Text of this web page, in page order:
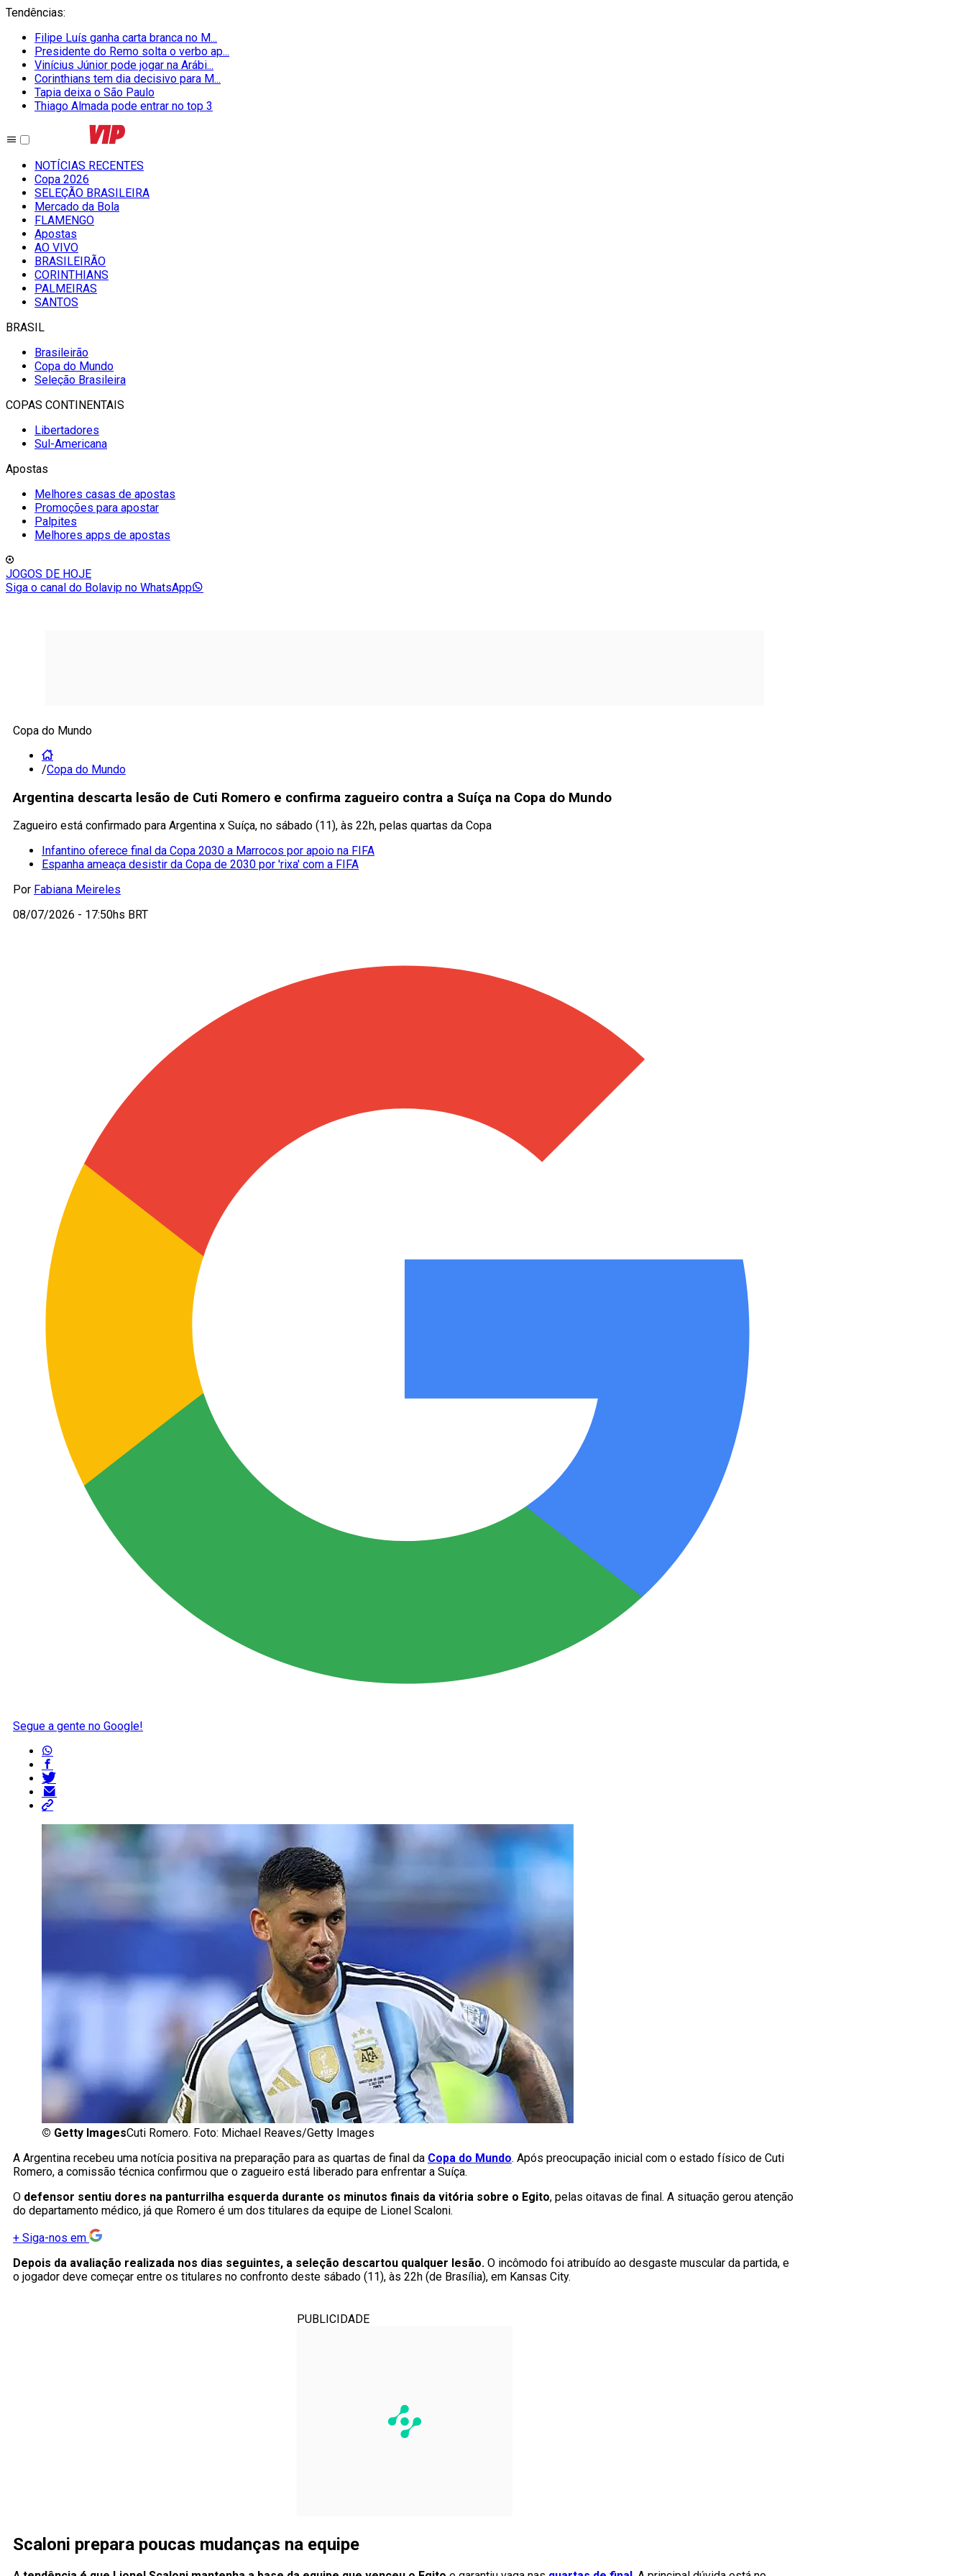
Tendências:
Filipe Luís ganha carta branca no M...
Presidente do Remo solta o verbo ap...
Vinícius Júnior pode jogar na Arábi...
Corinthians tem dia decisivo para M...
Tapia deixa o São Paulo
Thiago Almada pode entrar no top 3
NOTÍCIAS RECENTES
Copa 2026
SELEÇÃO BRASILEIRA
Mercado da Bola
FLAMENGO
Apostas
AO VIVO
BRASILEIRÃO
CORINTHIANS
PALMEIRAS
SANTOS
BRASIL
Brasileirão
Copa do Mundo
Seleção Brasileira
COPAS CONTINENTAIS
Libertadores
Sul-Americana
Apostas
Melhores casas de apostas
Promoções para apostar
Palpites
Melhores apps de apostas
JOGOS DE HOJE
Siga o canal do Bolavip no WhatsApp
Copa do Mundo
/Copa do Mundo
Argentina descarta lesão de Cuti Romero e confirma zagueiro contra a Suíça na Copa do Mundo
Zagueiro está confirmado para Argentina x Suíça, no sábado (11), às 22h, pelas quartas da Copa
Infantino oferece final da Copa 2030 a Marrocos por apoio na FIFA
Espanha ameaça desistir da Copa de 2030 por 'rixa' com a FIFA
Por Fabiana Meireles
08/07/2026 - 17:50hs BRT
Segue a gente no Google!
© Getty ImagesCuti Romero. Foto: Michael Reaves/Getty Images
A Argentina recebeu uma notícia positiva na preparação para as quartas de final da Copa do Mundo. Após preocupação inicial com o estado físico de Cuti
Romero, a comissão técnica confirmou que o zagueiro está liberado para enfrentar a Suíça.
O defensor sentiu dores na panturrilha esquerda durante os minutos finais da vitória sobre o Egito, pelas oitavas de final. A situação gerou atenção
do departamento médico, já que Romero é um dos titulares da equipe de Lionel Scaloni.
+ Siga-nos em
Depois da avaliação realizada nos dias seguintes, a seleção descartou qualquer lesão. O incômodo foi atribuído ao desgaste muscular da partida, e
o jogador deve começar entre os titulares no confronto deste sábado (11), às 22h (de Brasília), em Kansas City.
PUBLICIDADE
Scaloni prepara poucas mudanças na equipe